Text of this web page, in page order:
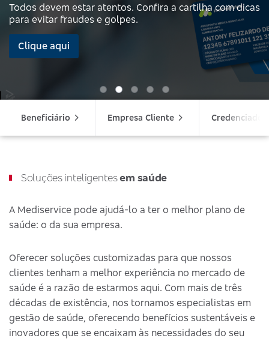
Todos devem estar atentos. Confira a cartilha com dicas
para evitar fraudes e golpes.
Clique aqui
Beneficiário Empresa Cliente Credenciado
Soluções inteligentesem saúde
A Mediservice pode ajudá-lo a ter o melhor plano de
saúde: o da sua empresa.
Oferecer soluções customizadas para que nossos
clientes tenham a melhor experiência no mercado de
saúde é a razão de estarmos aqui. Com mais de três
décadas de existência, nos tornamos especialistas em
gestão de saúde, oferecendo benefícios sustentáveis e
inovadores que se encaixam às necessidades do seu